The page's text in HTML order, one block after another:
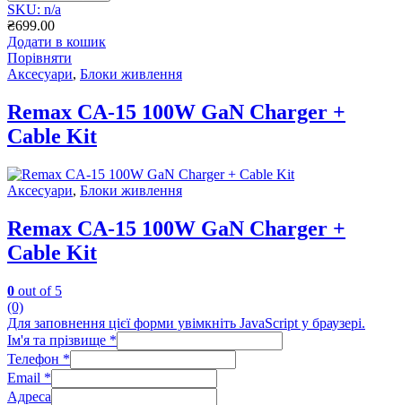
SKU: n/a
₴699.00
Додати в кошик
Порівняти
Аксесуари, Блоки живлення
Remax CA-15 100W GaN Charger +
Cable Kit
Аксесуари, Блоки живлення
Remax CA-15 100W GaN Charger +
Cable Kit
0 out of 5
(0)
Для заповнення цієї форми увімкніть JavaScript у браузері.
Ім'я та прізвище *
Телефон *
Email *
Адреса